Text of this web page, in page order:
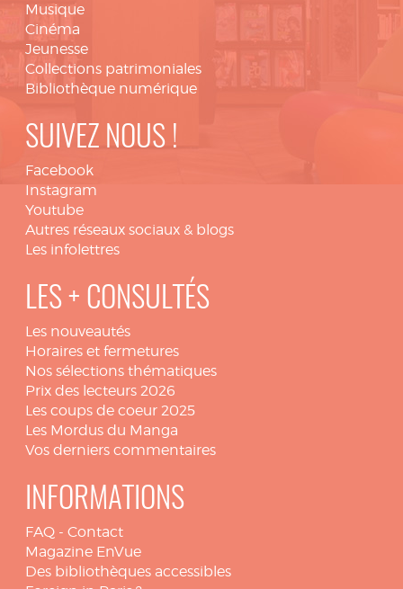
Musique
Cinéma
Jeunesse
Collections patrimoniales
Bibliothèque numérique
SUIVEZ NOUS !
Facebook
Instagram
Youtube
Autres réseaux sociaux & blogs
Les infolettres
LES + CONSULTÉS
Les nouveautés
Horaires et fermetures
Nos sélections thématiques
Prix des lecteurs 2026
Les coups de coeur 2025
Les Mordus du Manga
Vos derniers commentaires
INFORMATIONS
FAQ - Contact
Magazine EnVue
Des bibliothèques accessibles